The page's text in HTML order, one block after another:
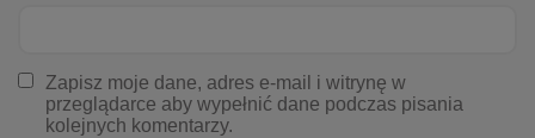
Zapisz moje dane, adres e-mail i witrynę w
przeglądarce aby wypełnić dane podczas pisania
kolejnych komentarzy.